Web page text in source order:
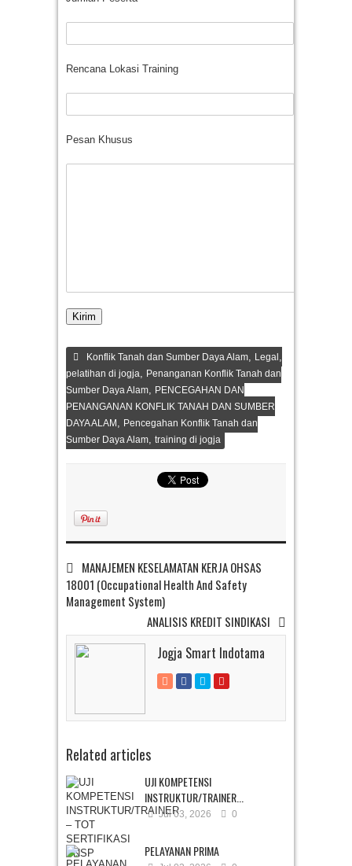
Rencana Lokasi Training
Pesan Khusus
Konflik Tanah dan Sumber Daya Alam, Legal ,
pelatihan di jogja, Penanganan Konflik Tanah dan
Sumber Daya Alam, PENCEGAHAN DAN
PENANGANAN KONFLIK TANAH DAN SUMBER
DAYA ALAM , Pencegahan Konflik Tanah dan
Sumber Daya Alam, training di jogja
MANAJEMEN KESELAMATAN KERJA OHSAS
18001 (Occupational Health And Safety
Management System)
ANALISIS KREDIT SINDIKASI
Jogja Smart Indotama
Related articles
UJI KOMPETENSI
INSTRUKTUR/TRAINER...
Jul 03, 2026 0
PELAYANAN PRIMA